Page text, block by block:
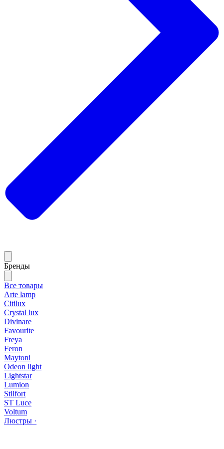
Бренды
Все товары
Arte lamp
Citilux
Crystal lux
Divinare
Favourite
Freya
Feron
Maytoni
Odeon light
Lightstar
Lumion
Stilfort
ST Luce
Voltum
Люстры ·